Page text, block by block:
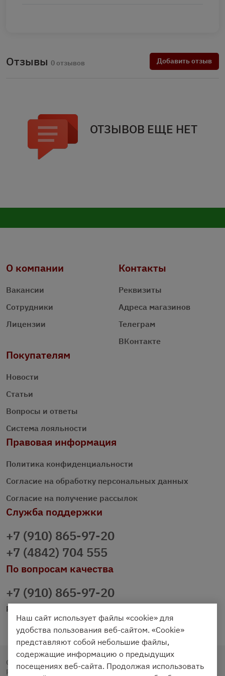
Отзывы 0 отзывов Добавить отзыв
ОТЗЫВОВ ЕЩЕ НЕТ
О компании
Вакансии
Сотрудники
Лицензии
Контакты
Реквизиты
Адреса магазинов
Телеграм
ВКонтакте
Покупателям
Новости
Статьи
Вопросы и ответы
Система лояльности
Правовая информация
Политика конфиденциальности
Согласие на обработку персональных данных
Согласие на получение рассылок
Служба поддержки
+7 (910) 865-97-20
+7 (4842) 704 555
По вопросам качества
+7 (910) 865-97-20
prazdnichniy40@palmi.ru
Copyright © 2020 - 2026. Праздничный Стол.
Разработка и продвижение - Vegas Studio
Наш сайт использует файлы «cookie» для
удобства пользования веб-сайтом. «Cookie»
представляют собой небольшие файлы,
содержащие информацию о предыдущих
посещениях веб-сайта. Продолжая использовать